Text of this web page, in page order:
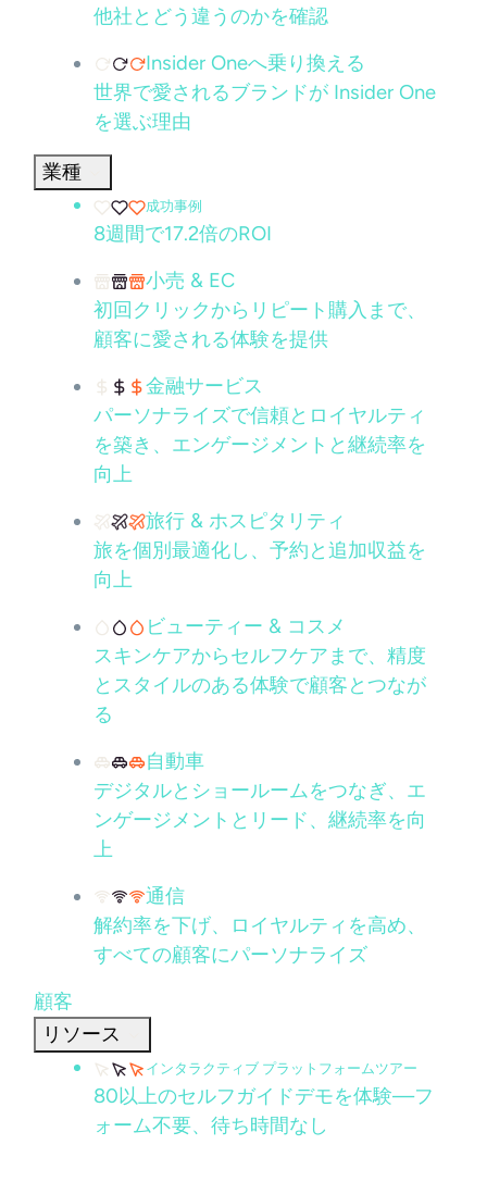
他社とどう違うのかを確認
Insider Oneへ乗り換える
世界で愛されるブランドが Insider One
を選ぶ理由
業種
成功事例
8週間で17.2倍のROI
小売 & EC
初回クリックからリピート購入まで、
顧客に愛される体験を提供
金融サービス
パーソナライズで信頼とロイヤルティ
を築き、エンゲージメントと継続率を
向上
旅行 & ホスピタリティ
旅を個別最適化し、予約と追加収益を
向上
ビューティー & コスメ
スキンケアからセルフケアまで、精度
とスタイルのある体験で顧客とつなが
る
自動車
デジタルとショールームをつなぎ、エ
ンゲージメントとリード、継続率を向
上
通信
解約率を下げ、ロイヤルティを高め、
すべての顧客にパーソナライズ
顧客
リソース
インタラクティブ プラットフォームツアー
80以上のセルフガイドデモを体験—フ
ォーム不要、待ち時間なし